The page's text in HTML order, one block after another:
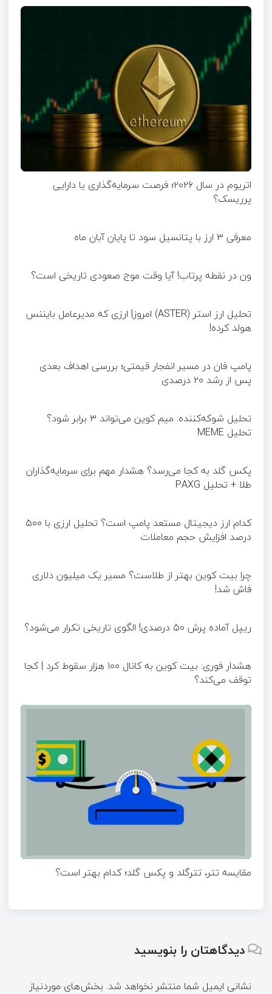
اتریوم در سال ۲۰۲۶؛ فرصت سرمایه‌گذاری یا دارایی
پرریسک؟
معرفی ۳ ارز با پتانسیل سود تا پایان آبان ماه
ون در نقطه پرتاب! آیا وقت موج صعودی تاریخی است؟
تحلیل ارز استر (ASTER) امروز| ارزی که مدیرعامل بایننس
هولد کرده!
پامپ فان در مسیر انفجار قیمتی؛ بررسی اهداف بعدی
پس از رشد ۲۰ درصدی
تحلیل شوکه‌کننده: میم کوین می‌تواند ۳ برابر شود؟
تحلیل MEME
پکس گلد به کجا می‌رسد؟ هشدار مهم برای سرمایه‌گذاران
طلا + تحلیل PAXG
کدام ارز دیجیتال مستعد پامپ است؟ تحلیل ارزی با ۵۰۰
درصد افزایش حجم معاملات
چرا بیت کوین بهتر از طلاست؟ مسیر یک میلیون دلاری
فاش شد!
ریپل آماده پرش ۵۰ درصدی! الگوی تاریخی تکرار می‌شود؟
هشدار فوری: بیت کوین به کانال ۱۰۰ هزار سقوط کرد | کجا
توقف می‌کند؟
مقایسه تتر، تترگلد و پکس گلد؛ کدام بهتر است؟
دیدگاهتان را بنویسید
نشانی ایمیل شما منتشر نخواهد شد. بخش‌های موردنیاز